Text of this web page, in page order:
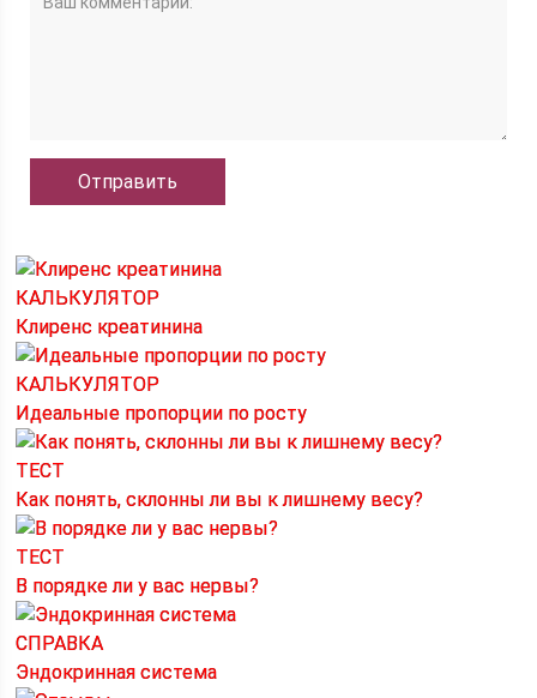
КАЛЬКУЛЯТОР
Клиренс креатинина
КАЛЬКУЛЯТОР
Идеальные пропорции по росту
ТЕСТ
Как понять, склонны ли вы к лишнему весу?
ТЕСТ
В порядке ли у вас нервы?
СПРАВКА
Эндокринная система